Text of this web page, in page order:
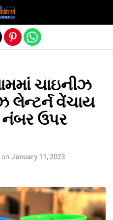
ચાઇનીઝ
લેન્‍ટર્ન વેંચાય
ઉપર
on January 11, 2023
version